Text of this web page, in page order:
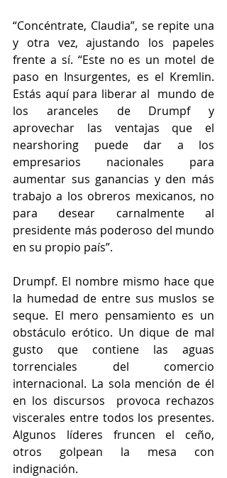
“Concéntrate, Claudia”, se repite una
y otra vez, ajustando los papeles
frente a sí. “Este no es un motel de
paso en Insurgentes, es el Kremlin.
Estás aquí para liberar al  mundo de
los aranceles de Drumpf y
aprovechar las ventajas que el
nearshoring puede dar a los
empresarios nacionales para
aumentar sus ganancias y den más
trabajo a los obreros mexicanos, no
para desear carnalmente al
presidente más poderoso del mundo
en su propio país”.
Drumpf. El nombre mismo hace que
la humedad de entre sus muslos se
seque. El mero pensamiento es un
obstáculo erótico. Un dique de mal
gusto que contiene las aguas
torrenciales del comercio
internacional. La sola mención de él
en los discursos  provoca rechazos
viscerales entre todos los presentes.
Algunos líderes fruncen el ceño,
otros golpean la mesa con
indignación.